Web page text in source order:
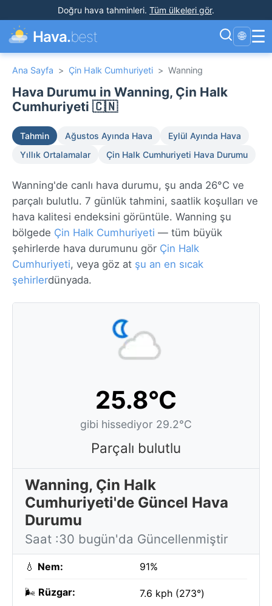
Doğru hava tahminleri. Tüm ülkeleri gör.
Hava.best 🌐 ☰
Ana Sayfa > Çin Halk Cumhuriyeti > Wanning
Hava Durumu in Wanning, Çin Halk
Cumhuriyeti 🇨🇳
Tahmin Ağustos Ayında Hava
Eylül Ayında Hava
Yıllık Ortalamalar
Çin Halk Cumhuriyeti Hava Durumu
Wanning'de canlı hava durumu, şu anda 26°C ve
parçalı bulutlu. 7 günlük tahmini, saatlik koşulları ve
hava kalitesi endeksini görüntüle. Wanning şu
bölgede Çin Halk Cumhuriyeti — tüm büyük
şehirlerde hava durumunu gör Çin Halk
Cumhuriyeti, veya göz at şu an en sıcak
şehirlerdünyada.
25.8°C
gibi hissediyor 29.2°C
Parçalı bulutlu
Wanning, Çin Halk
Cumhuriyeti'de Güncel Hava
Durumu
Saat :30 bugün'da Güncellenmiştir
💧 Nem: 91%
🌬️ Rüzgar: 7.6 kph (273°)